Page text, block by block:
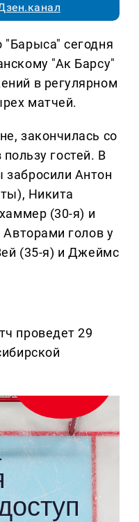
"Барыса" сегодня
"Ак Барсу"
в регулярном
матчей.
закончилась со
гостей. В
Антон
Никита
(30-я) и
Авторами голов у
(35-я) и Джеймс
проведет 29